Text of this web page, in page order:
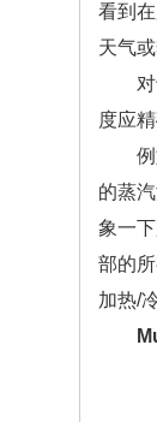
看到
天气
对于
度应
例如
的蒸
象一
部的
加热/